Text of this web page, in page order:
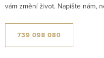
vám změní život. Napište nám,
739 098 080